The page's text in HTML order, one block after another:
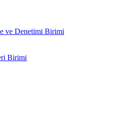
ve Denetimi Birimi
Birimi